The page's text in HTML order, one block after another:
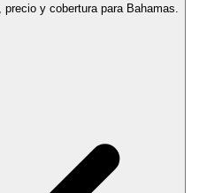
y cobertura para Bahamas.